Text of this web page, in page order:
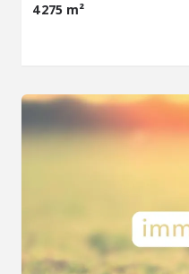
4 275 m²